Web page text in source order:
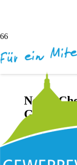
Neuer
Gotha
vor 5 Jahren